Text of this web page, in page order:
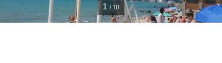
1 / 10